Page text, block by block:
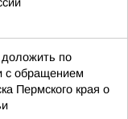
по
с обращением
Пермского края о